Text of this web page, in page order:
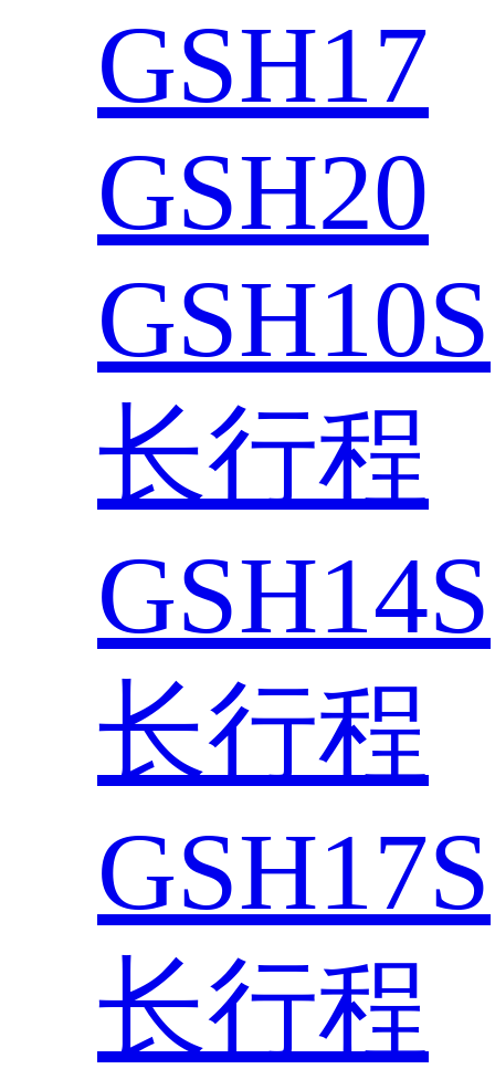
GSH17
GSH20
GSH10S
长行程
GSH14S
长行程
GSH17S
长行程